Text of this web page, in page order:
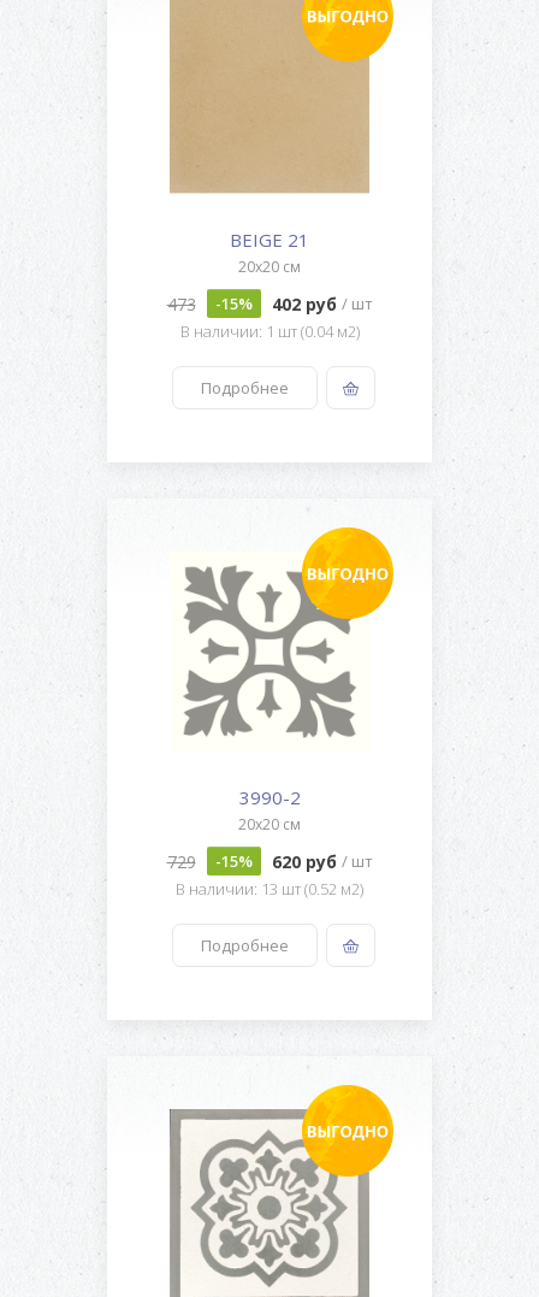
BEIGE 21
20x20 см
473 -15% 402 руб / шт
В наличии: 1 шт (0.04 м2)
Подробнее
3990-2
20x20 см
729 -15% 620 руб / шт
В наличии: 13 шт (0.52 м2)
Подробнее